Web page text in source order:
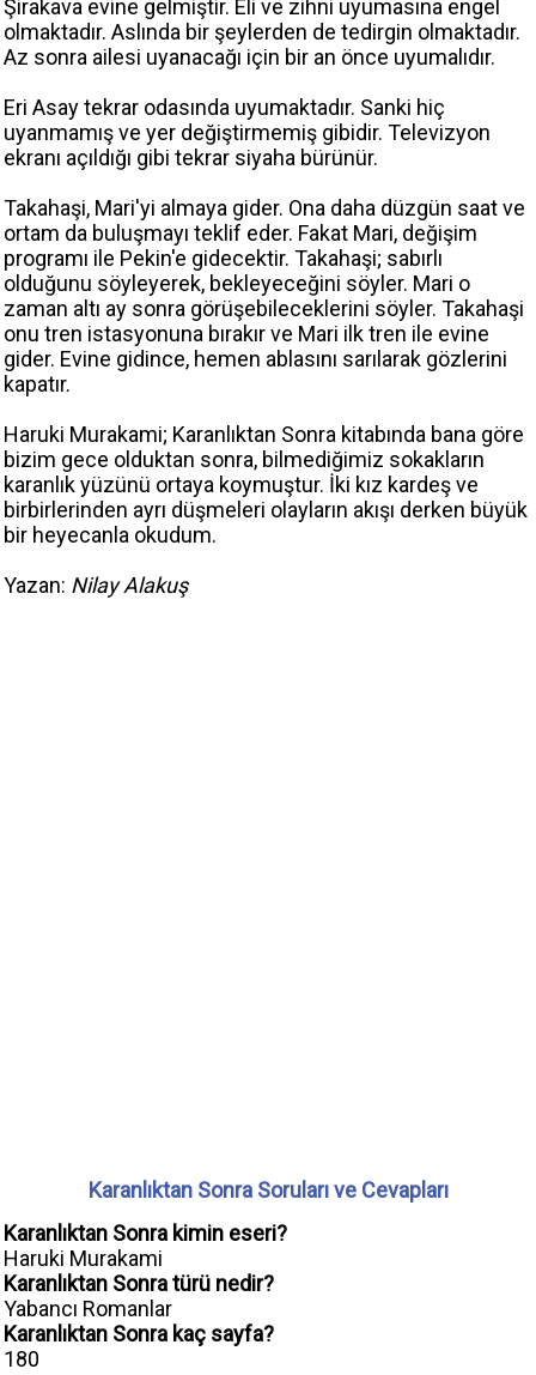
Şirakava evine gelmiştir. Eli ve zihni uyumasına engel
olmaktadır. Aslında bir şeylerden de tedirgin olmaktadır.
Az sonra ailesi uyanacağı için bir an önce uyumalıdır.
Eri Asay tekrar odasında uyumaktadır. Sanki hiç
uyanmamış ve yer değiştirmemiş gibidir. Televizyon
ekranı açıldığı gibi tekrar siyaha bürünür.
Takahaşi, Mari'yi almaya gider. Ona daha düzgün saat ve
ortam da buluşmayı teklif eder. Fakat Mari, değişim
programı ile Pekin'e gidecektir. Takahaşi; sabırlı
olduğunu söyleyerek, bekleyeceğini söyler. Mari o
zaman altı ay sonra görüşebileceklerini söyler. Takahaşi
onu tren istasyonuna bırakır ve Mari ilk tren ile evine
gider. Evine gidince, hemen ablasını sarılarak gözlerini
kapatır.
Haruki Murakami; Karanlıktan Sonra kitabında bana göre
bizim gece olduktan sonra, bilmediğimiz sokakların
karanlık yüzünü ortaya koymuştur. İki kız kardeş ve
birbirlerinden ayrı düşmeleri olayların akışı derken büyük
bir heyecanla okudum.
Yazan: Nilay Alakuş
Karanlıktan Sonra Soruları ve Cevapları
Karanlıktan Sonra kimin eseri?
Haruki Murakami
Karanlıktan Sonra türü nedir?
Yabancı Romanlar
Karanlıktan Sonra kaç sayfa?
180